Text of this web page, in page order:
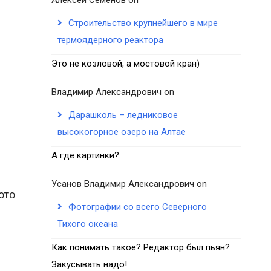
Строительство крупнейшего в мире
термоядерного реактора
Это не козловой, а мостовой кран)
Владимир Александрович on
Дарашколь – ледниковое
высокогорное озеро на Алтае
А где картинки?
Усанов Владимир Александрович on
Фотографии со всего Северного
Тихого океана
Как понимать такое? Редактор был пьян?
Закусывать надо!